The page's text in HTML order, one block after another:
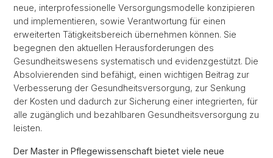
neue, interprofessionelle Versorgungsmodelle konzipieren
und implementieren, sowie Verantwortung für einen
erweiterten Tätigkeitsbereich übernehmen können. Sie
begegnen den aktuellen Herausforderungen des
Gesundheitswesens systematisch und evidenzgestützt. Die
Absolvierenden sind befähigt, einen wichtigen Beitrag zur
Verbesserung der Gesundheitsversorgung, zur Senkung
der Kosten und dadurch zur Sicherung einer integrierten, für
alle zugänglich und bezahlbaren Gesundheitsversorgung zu
leisten.
Der Master in Pflegewissenschaft bietet viele neue